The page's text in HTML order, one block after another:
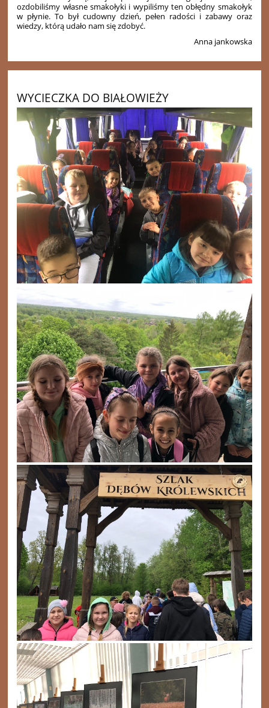
ozdobiliśmy własne smakołyki i wypiliśmy ten obłędny smakołyk
w płynie. To był cudowny dzień, pełen radości i zabawy oraz
wiedzy, którą udało nam się zdobyć.
Anna jankowska
WYCIECZKA DO BIAŁOWIEŻY